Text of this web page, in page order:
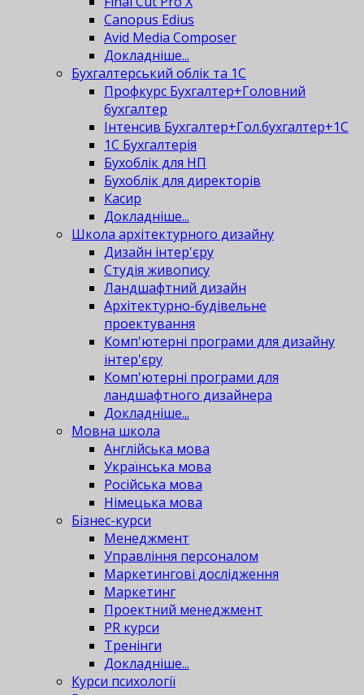
Canopus Edius
Avid Media Composer
Докладніше...
Бухгалтерський облік та 1С
Профкурс Бухгалтер+Головний
бухгалтер
Інтенсив Бухгалтер+Гол.бухгалтер+1С
1С Бухгалтерія
Бухоблік для НП
Бухоблік для директорів
Касир
Докладніше...
Школа архітектурного дизайну
Дизайн інтер'єру
Студія живопису
Ландшафтний дизайн
Архітектурно-будівельне
проектування
Комп'ютерні програми для дизайну
інтер'єру
Комп'ютерні програми для
ландшафтного дизайнера
Докладніше...
Мовна школа
Англійська мова
Українська мова
Російська мова
Німецька мова
Бізнес-курси
Менеджмент
Управління персоналом
Маркетингові дослідження
Маркетинг
Проектний менеджмент
PR курси
Тренінги
Докладніше...
Курси психології